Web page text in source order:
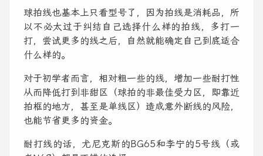
球拍线也基本上只看型号了，因为拍线是消耗品，所
以不必太过于纠结自己选择什么样的拍线，多打一
打，尝试更多的线之后，自然就能确定自己到底适合
什么样的。
对于初学者而言，相对粗一些的线，增加一些耐打性
从而降低打到非甜区（球拍的非最佳受力区，即靠近
拍框的地方，甚至是单线区）造成意外断线的风险，
也能节省更多的资金。
耐打线的话，尤尼克斯的BG65和李宁的5号线（或